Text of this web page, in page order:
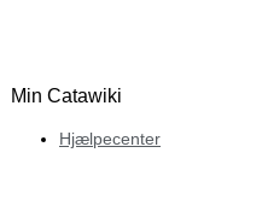
Min Catawiki
Hjælpecenter